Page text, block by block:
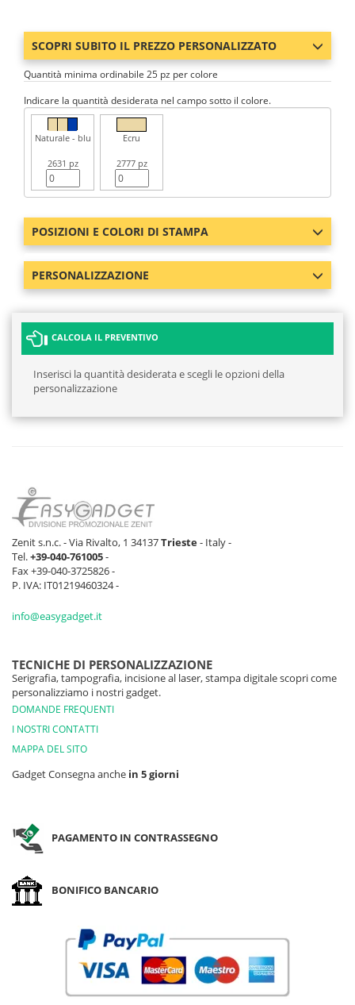
SCOPRI SUBITO IL PREZZO PERSONALIZZATO
Quantità minima ordinabile 25 pz per colore
Indicare la quantità desiderata nel campo sotto il colore.
Naturale - blu
2631 pz
Ecru
2777 pz
POSIZIONI E COLORI DI STAMPA
PERSONALIZZAZIONE
CALCOLA IL PREVENTIVO
Inserisci la quantità desiderata e scegli le opzioni della
personalizzazione
Zenit s.n.c. - Via Rivalto, 1 34137Trieste- Italy -
Tel.+39-040-761005-
Fax +39-040-3725826 -
P. IVA: IT01219460324 -
info@easygadget.it
TECNICHE DI PERSONALIZZAZIONE
Serigrafia, tampografia, incisione al laser, stampa digitale scopri come
personalizziamo i nostri gadget.
DOMANDE FREQUENTI
I NOSTRI CONTATTI
MAPPA DEL SITO
Gadget Consegna anche in 5 giorni
PAGAMENTO IN CONTRASSEGNO
BONIFICO BANCARIO